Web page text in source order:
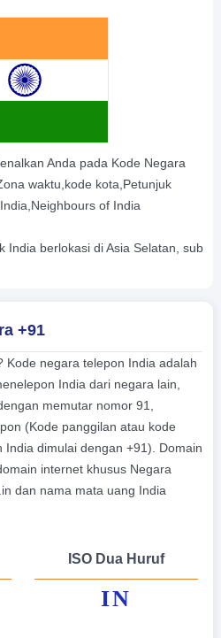
Anda pada Kode Negara
waktu,kode kota,Petunjuk
of India
India berlokasi di Asia Selatan, sub
+91
Kode negara telepon India adalah
India dari negara lain,
memutar nomor 91,
(Kode panggilan atau kode
India dimulai dengan +91). Domain
internet khusus Negara
dan nama mata uang India
ISO Dua Huruf
IN